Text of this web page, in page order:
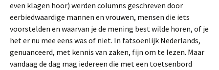
even klagen hoor) werden columns geschreven door
eerbiedwaardige mannen en vrouwen, mensen die iets
voorstelden en waarvan je de mening best wilde horen, of je
het er nu mee eens was of niet. In fatsoenlijk Nederlands,
genuanceerd, met kennis van zaken, fijn om te lezen. Maar
vandaag de dag mag iedereen die met een toetsenbord